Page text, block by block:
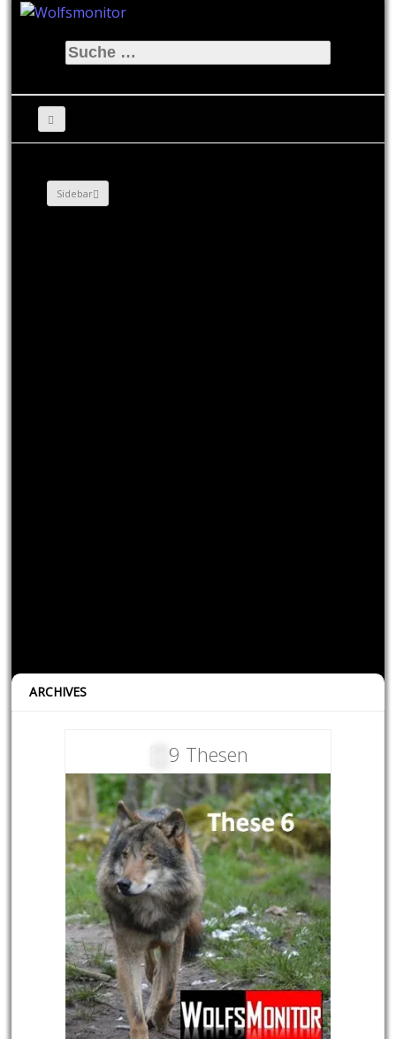
Suche
nach:
Sidebar
ARCHIVES
9 Thesen